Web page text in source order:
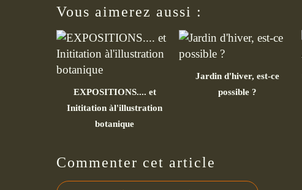
Vous aimerez aussi :
EXPOSITIONS.... et
Inititation àl'illustration
botanique
Jardin d'hiver, est-ce
possible ?
Commenter cet article